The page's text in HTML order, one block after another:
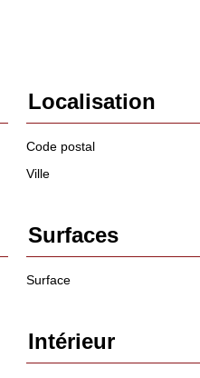
Localisation
Code postal
Ville
Surfaces
Surface
Intérieur